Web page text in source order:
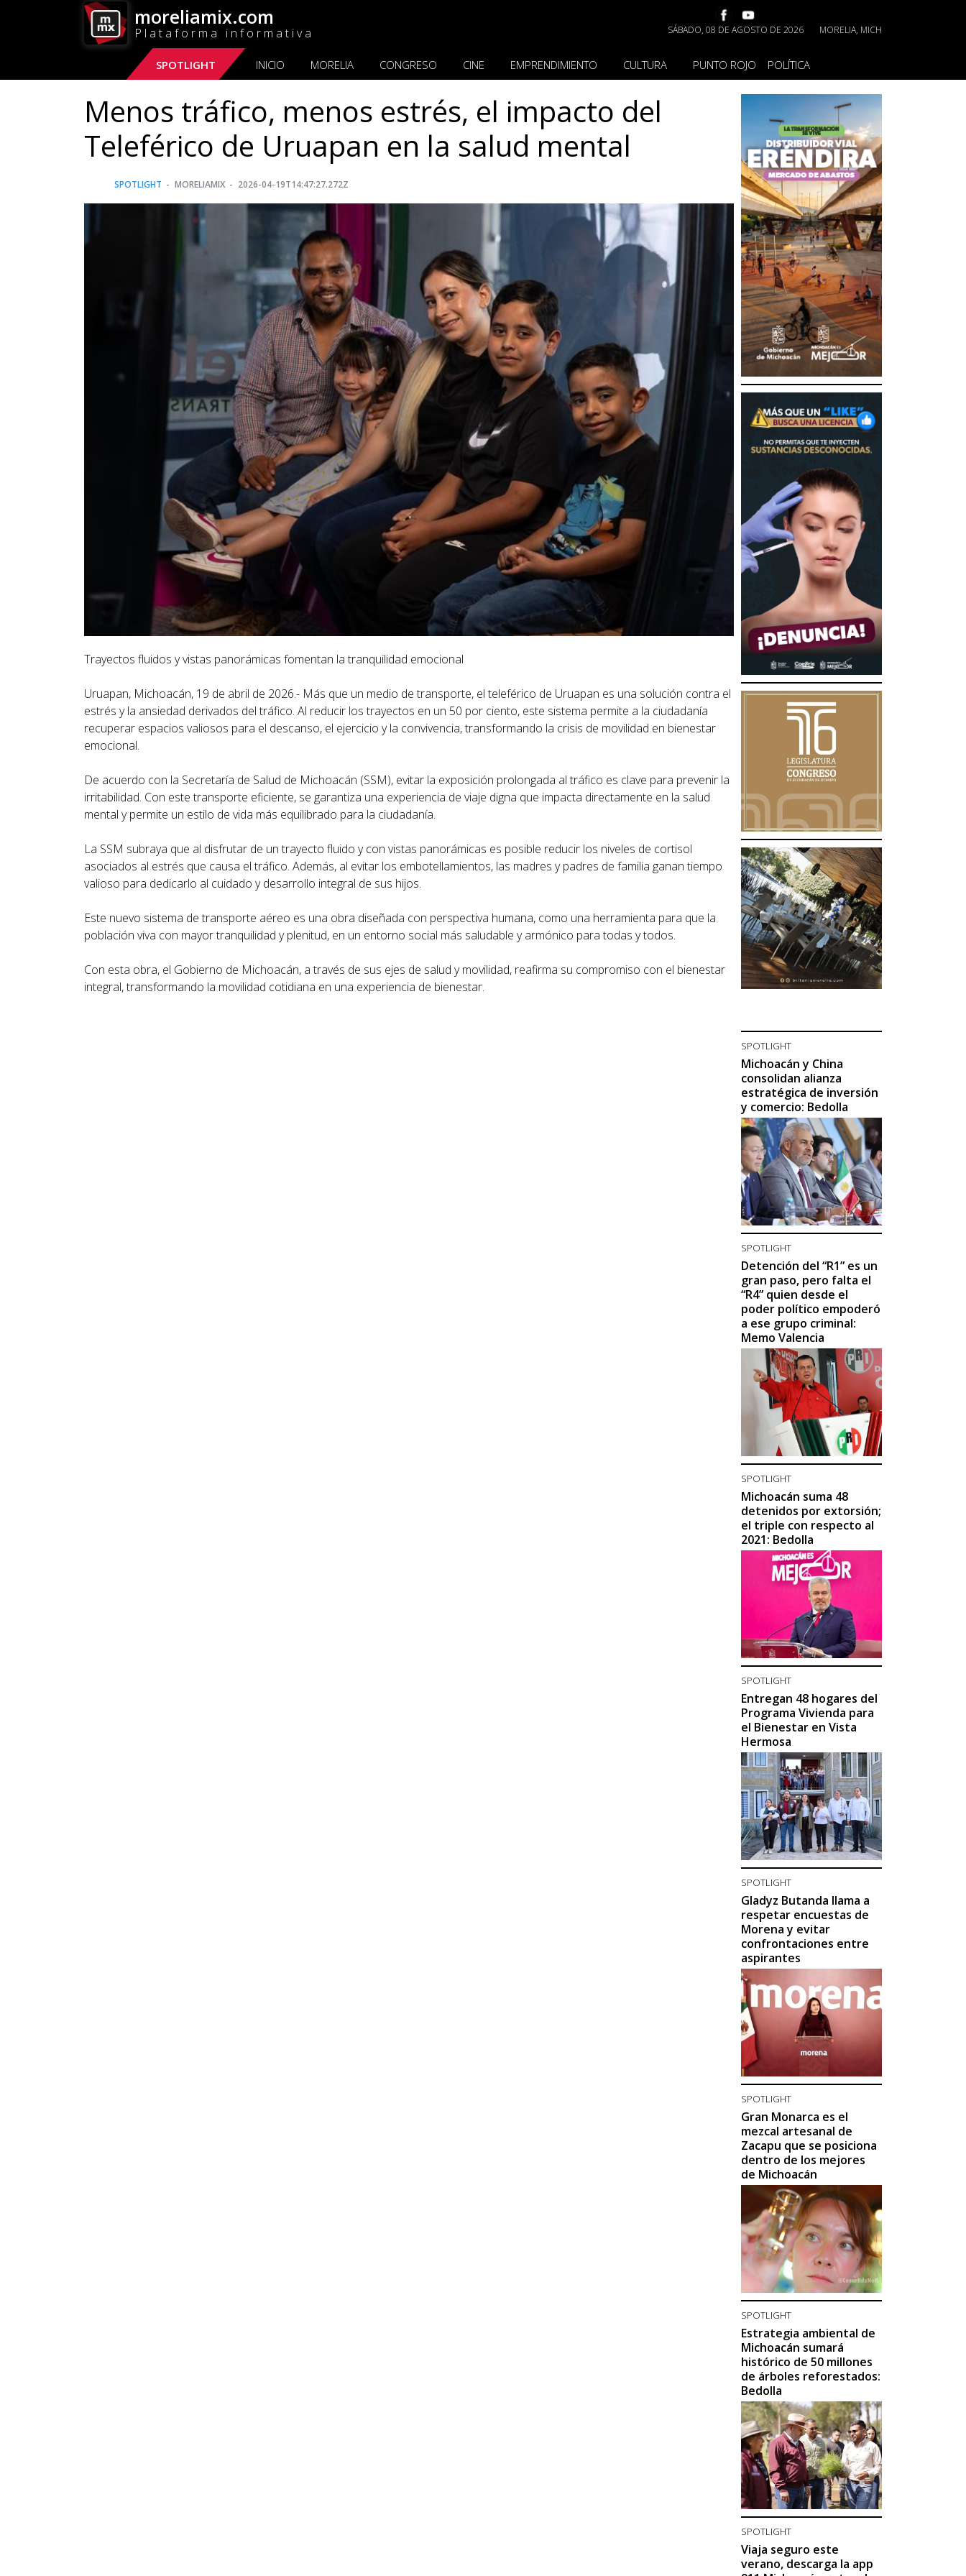
moreliamix.com
Plataforma informativa SÁBADO, 08 DE AGOSTO DE 2026 MORELIA, MICH
SPOTLIGHT INICIO MORELIA CONGRESO CINE EMPRENDIMIENTO CULTURA PUNTO ROJO POLÍTICA
Menos tráfico, menos estrés, el impacto del
Teleférico de Uruapan en la salud mental
SPOTLIGHT MORELIAMIX 2026-04-19T14:47:27.272Z
Trayectos fluidos y vistas panorámicas fomentan la tranquilidad emocional
Uruapan, Michoacán, 19 de abril de 2026.- Más que un medio de transporte, el teleférico de Uruapan es una solución contra el
estrés y la ansiedad derivados del tráfico. Al reducir los trayectos en un 50 por ciento, este sistema permite a la ciudadanía
recuperar espacios valiosos para el descanso, el ejercicio y la convivencia, transformando la crisis de movilidad en bienestar
emocional.
De acuerdo con la Secretaría de Salud de Michoacán (SSM), evitar la exposición prolongada al tráfico es clave para prevenir la
irritabilidad. Con este transporte eficiente, se garantiza una experiencia de viaje digna que impacta directamente en la salud
mental y permite un estilo de vida más equilibrado para la ciudadanía.
La SSM subraya que al disfrutar de un trayecto fluido y con vistas panorámicas es posible reducir los niveles de cortisol
asociados al estrés que causa el tráfico. Además, al evitar los embotellamientos, las madres y padres de familia ganan tiempo
valioso para dedicarlo al cuidado y desarrollo integral de sus hijos.
Este nuevo sistema de transporte aéreo es una obra diseñada con perspectiva humana, como una herramienta para que la
población viva con mayor tranquilidad y plenitud, en un entorno social más saludable y armónico para todas y todos.
Con esta obra, el Gobierno de Michoacán, a través de sus ejes de salud y movilidad, reafirma su compromiso con el bienestar
integral, transformando la movilidad cotidiana en una experiencia de bienestar.
SPOTLIGHT
Michoacán y China
consolidan alianza
estratégica de inversión
y comercio: Bedolla
SPOTLIGHT
Detención del “R1” es un
gran paso, pero falta el
“R4” quien desde el
poder político empoderó
a ese grupo criminal:
Memo Valencia
SPOTLIGHT
Michoacán suma 48
detenidos por extorsión;
el triple con respecto al
2021: Bedolla
SPOTLIGHT
Entregan 48 hogares del
Programa Vivienda para
el Bienestar en Vista
Hermosa
SPOTLIGHT
Gladyz Butanda llama a
respetar encuestas de
Morena y evitar
confrontaciones entre
aspirantes
SPOTLIGHT
Gran Monarca es el
mezcal artesanal de
Zacapu que se posiciona
dentro de los mejores
de Michoacán
SPOTLIGHT
Estrategia ambiental de
Michoacán sumará
histórico de 50 millones
de árboles reforestados:
Bedolla
SPOTLIGHT
Viaja seguro este
verano, descarga la app